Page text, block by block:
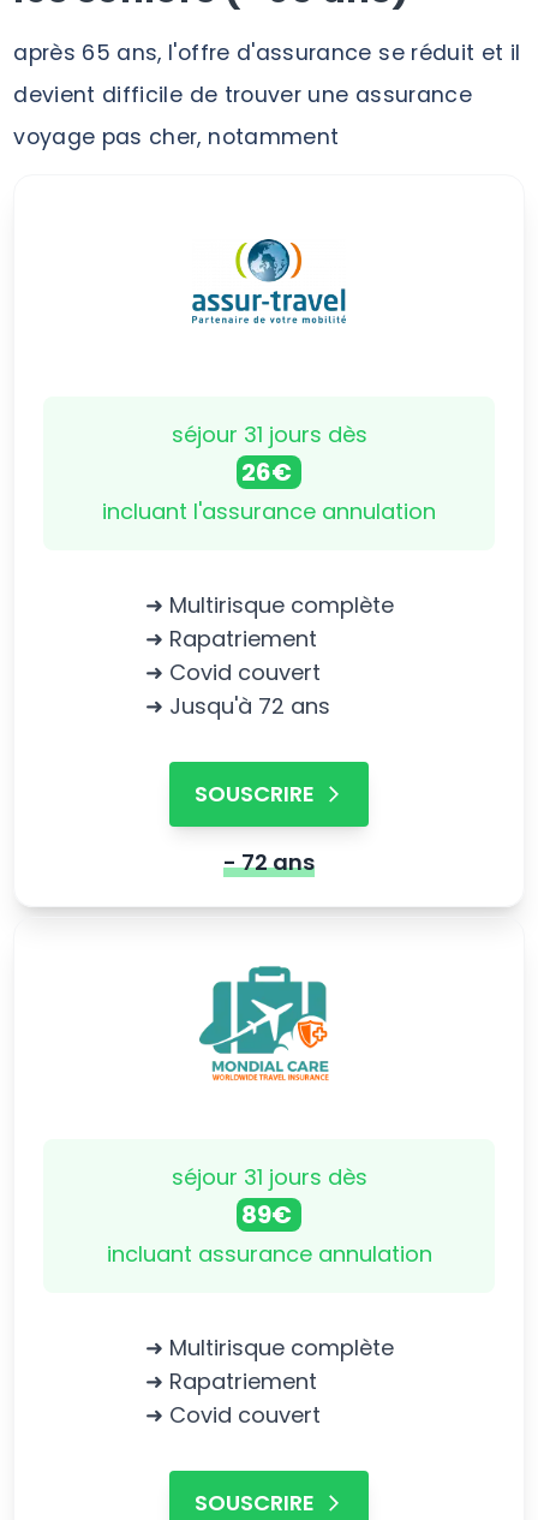
après 65 ans, l'offre d'assurance se réduit et il
devient difficile de trouver une assurance
voyage pas cher, notamment
séjour 31 jours dès
26€
incluant l'assurance annulation
➜ Multirisque complète
➜ Rapatriement
➜ Covid couvert
➜ Jusqu'à 72 ans
SOUSCRIRE
- 72 ans
séjour 31 jours dès
89€
incluant assurance annulation
➜ Multirisque complète
➜ Rapatriement
➜ Covid couvert
SOUSCRIRE